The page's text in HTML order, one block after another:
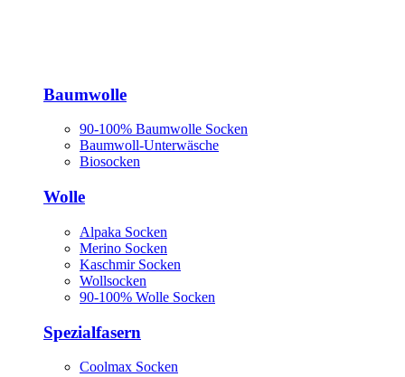
Baumwolle
90-100% Baumwolle Socken
Baumwoll-Unterwäsche
Biosocken
Wolle
Alpaka Socken
Merino Socken
Kaschmir Socken
Wollsocken
90-100% Wolle Socken
Spezialfasern
Coolmax Socken